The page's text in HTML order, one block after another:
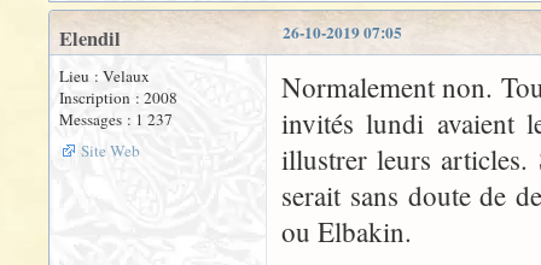
26-10-2019 07:05
Elendil
Lieu : Velaux
Inscription : 2008
Messages : 1 237
Site Web
Normalement non.
invités lundi avaient
illustrer leurs
serait sans doute de
ou Elbakin.